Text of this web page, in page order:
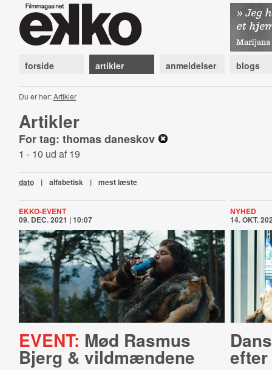
forside artikler anmeldelser blogs
Du er her:Artikler
Artikler
For tag: thomas daneskov
1 - 10 ud af 19
dato | alfabetisk | mest læste
EKKO-EVENT
09. DEC. 2021 | 10:07
EVENT: Mød Rasmus
Bjerg & vildmændene
NYHED
14. OKT.